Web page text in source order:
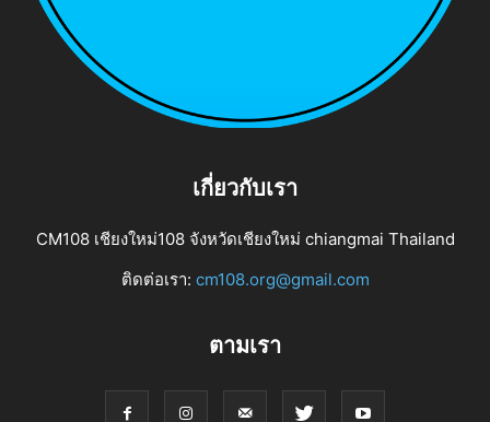
เกี่ยวกับเรา
CM108 เชียงใหม่108 จังหวัดเชียงใหม่ chiangmai Thailand
ติดต่อเรา: cm108.org@gmail.com
ตามเรา